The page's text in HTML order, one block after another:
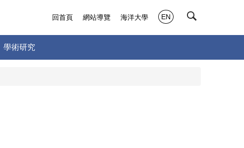
學術研究
回首頁 網站導覽 海洋大學 EN